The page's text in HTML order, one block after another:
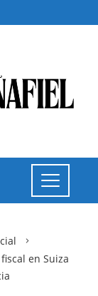
en Suiza